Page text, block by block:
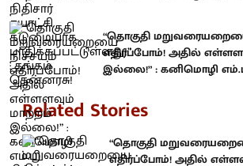
“தொகுதி
எதிர்ப்போம்! அதில்
இல்லை!” : கனிமொழி
Related Stories
“தொகுதி
எதிர்ப்போம்! அதில்